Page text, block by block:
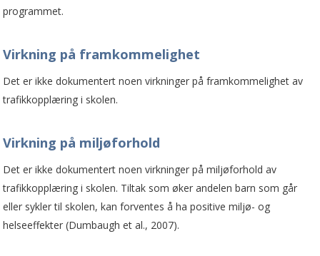
programmet.
Virkning på framkommelighet
Det er ikke dokumentert noen virkninger på framkommelighet av
trafikk­opplæring i skolen.
Virkning på miljøforhold
Det er ikke dokumentert noen virkninger på miljøforhold av
trafikkopplæring i skolen. Tiltak som øker andelen barn som går
eller sykler til skolen, kan forventes å ha positive miljø- og
helseeffekter (Dumbaugh et al., 2007).